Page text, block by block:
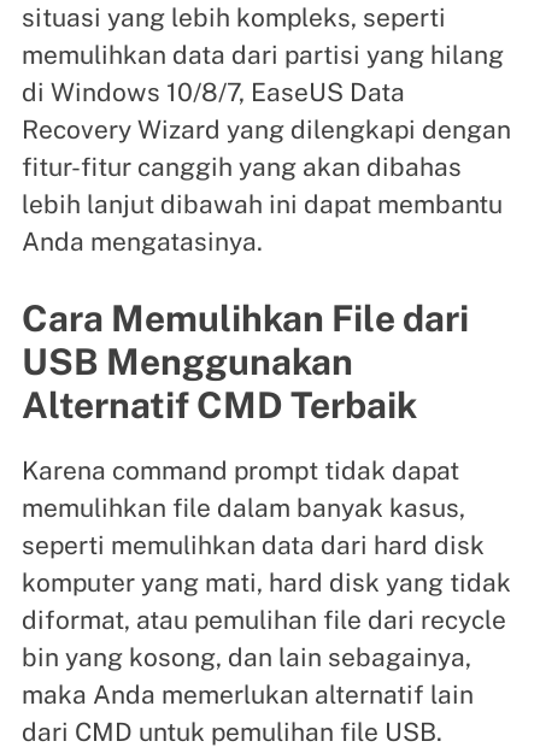
situasi yang lebih kompleks, seperti
memulihkan data dari partisi yang hilang
di Windows 10/8/7, EaseUS Data
Recovery Wizard yang dilengkapi dengan
fitur-fitur canggih yang akan dibahas
lebih lanjut dibawah ini dapat membantu
Anda mengatasinya.
Cara Memulihkan File dari
USB Menggunakan
Alternatif CMD Terbaik
Karena command prompt tidak dapat
memulihkan file dalam banyak kasus,
seperti memulihkan data dari hard disk
komputer yang mati, hard disk yang tidak
diformat, atau pemulihan file dari recycle
bin yang kosong, dan lain sebagainya,
maka Anda memerlukan alternatif lain
dari CMD untuk pemulihan file USB.